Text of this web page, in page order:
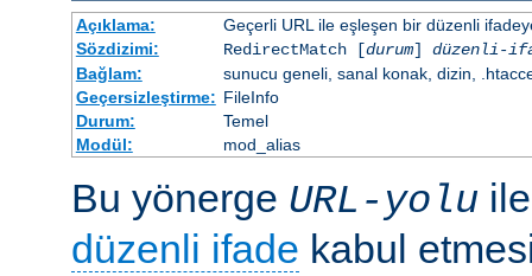
Açıklama:
Geçerli URL ile eşleşen bir düzenli
Sözdizimi:
RedirectMatch [durum] düzenli-
Bağlam:
sunucu geneli, sanal konak, dizin,
Geçersizleştirme: FileInfo
Durum:
Temel
Modül:
mod_alias
Bu yönerge URL-yolu
düzenli ifade kabul